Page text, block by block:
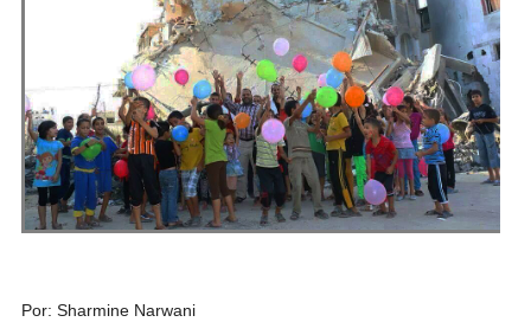
Por: Sharmine Narwani